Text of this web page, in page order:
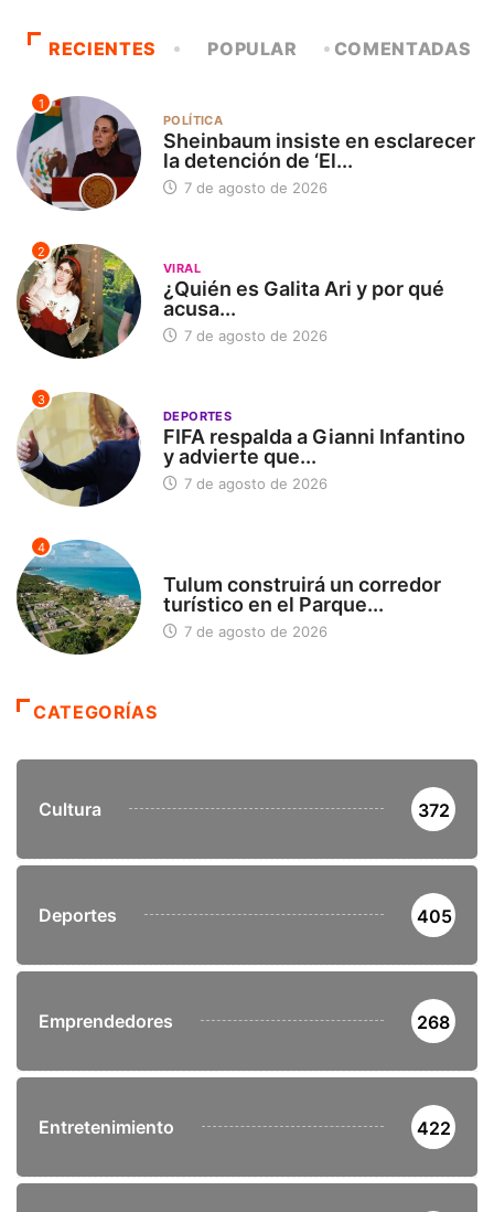
RECIENTES POPULAR COMENTADAS
1
POLÍTICA
Sheinbaum insiste en esclarecer
la detención de ‘El...
7 de agosto de 2026
2
VIRAL
¿Quién es Galita Ari y por qué
acusa...
7 de agosto de 2026
3
DEPORTES
FIFA respalda a Gianni Infantino
y advierte que...
7 de agosto de 2026
4
Tulum construirá un corredor
turístico en el Parque...
7 de agosto de 2026
CATEGORÍAS
Cultura 372
Deportes 405
Emprendedores 268
Entretenimiento 422